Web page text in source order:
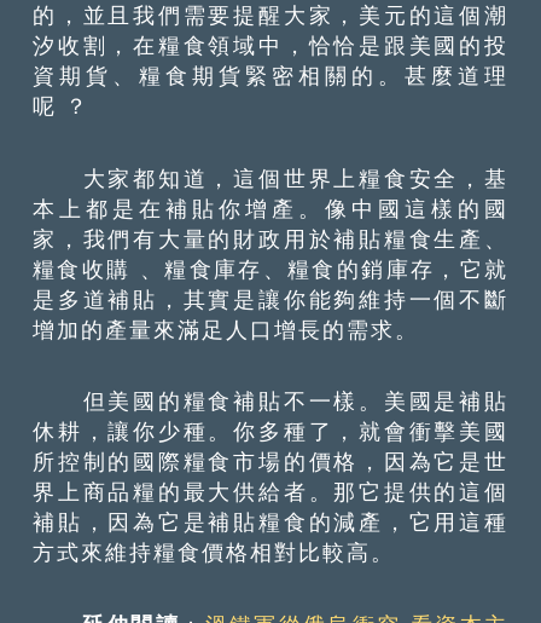
的，並且我們需要提醒大家，美元的這個潮
汐收割，在糧食領域中，恰恰是跟美國的投
資期貨、糧食期貨緊密相關的。甚麼道理
呢 ？
大家都知道，這個世界上糧食安全，基
本上都是在補貼你增產。像中國這樣的國
家，我們有大量的財政用於補貼糧食生產、
糧食收購 、糧食庫存、糧食的銷庫存，它就
是多道補貼，其實是讓你能夠維持一個不斷
增加的產量來滿足人口增長的需求。
但美國的糧食補貼不一樣。美國是補貼
休耕，讓你少種。你多種了，就會衝擊美國
所控制的國際糧食市場的價格，因為它是世
界上商品糧的最大供給者。那它提供的這個
補貼，因為它是補貼糧食的減產，它用這種
方式來維持糧食價格相對比較高。